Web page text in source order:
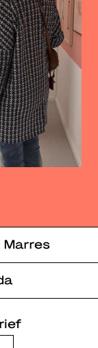
Marres